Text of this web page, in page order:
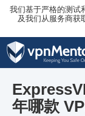
我们基于严格的测试
及我们从服务商获
年哪款